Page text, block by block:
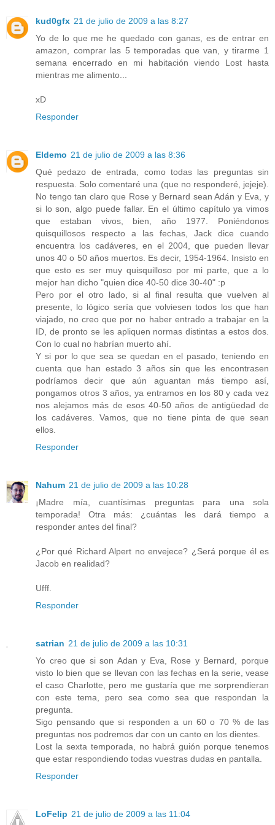
kud0gfx 21 de julio de 2009 a las 8:27
Yo de lo que me he quedado con ganas, es de entrar en
amazon, comprar las 5 temporadas que van, y tirarme 1
semana encerrado en mi habitación viendo Lost hasta
mientras me alimento...
xD
Responder
Eldemo 21 de julio de 2009 a las 8:36
Qué pedazo de entrada, como todas las preguntas sin
respuesta. Solo comentaré una (que no responderé, jejeje).
No tengo tan claro que Rose y Bernard sean Adán y Eva, y
si lo son, algo puede fallar. En el último capítulo ya vimos
que estaban vivos, bien, año 1977. Poniéndonos
quisquillosos respecto a las fechas, Jack dice cuando
encuentra los cadáveres, en el 2004, que pueden llevar
unos 40 o 50 años muertos. Es decir, 1954-1964. Insisto en
que esto es ser muy quisquilloso por mi parte, que a lo
mejor han dicho "quien dice 40-50 dice 30-40" :p
Pero por el otro lado, si al final resulta que vuelven al
presente, lo lógico sería que volviesen todos los que han
viajado, no creo que por no haber entrado a trabajar en la
ID, de pronto se les apliquen normas distintas a estos dos.
Con lo cual no habrían muerto ahí.
Y si por lo que sea se quedan en el pasado, teniendo en
cuenta que han estado 3 años sin que les encontrasen
podríamos decir que aún aguantan más tiempo así,
pongamos otros 3 años, ya entramos en los 80 y cada vez
nos alejamos más de esos 40-50 años de antigüedad de
los cadáveres. Vamos, que no tiene pinta de que sean
ellos.
Responder
Nahum 21 de julio de 2009 a las 10:28
¡Madre mía, cuantísimas preguntas para una sola
temporada! Otra más: ¿cuántas les dará tiempo a
responder antes del final?
¿Por qué Richard Alpert no envejece? ¿Será porque él es
Jacob en realidad?
Ufff.
Responder
satrian 21 de julio de 2009 a las 10:31
Yo creo que si son Adan y Eva, Rose y Bernard, porque
visto lo bien que se llevan con las fechas en la serie, vease
el caso Charlotte, pero me gustaría que me sorprendieran
con este tema, pero sea como sea que respondan la
pregunta.
Sigo pensando que si responden a un 60 o 70 % de las
preguntas nos podremos dar con un canto en los dientes.
Lost la sexta temporada, no habrá guión porque tenemos
que estar respondiendo todas vuestras dudas en pantalla.
Responder
LoFelip 21 de julio de 2009 a las 11:04